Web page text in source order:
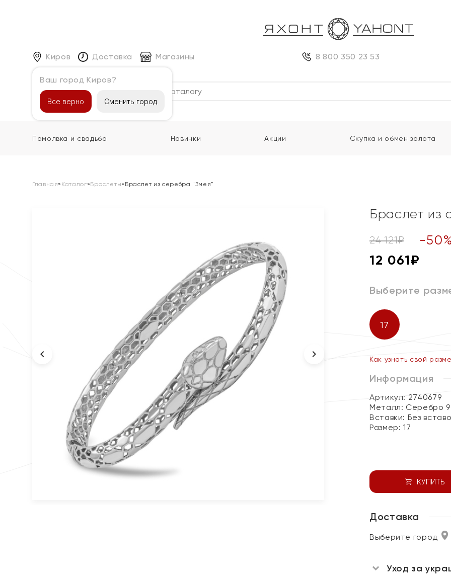
Киров
Ваш город Киров?
Все верно Сменить город
Доставка Магазины 8 800 350 23 53
Каталог
Помолвка и свадьба Новинки Акции Скупка и обмен золота
Главная» Каталог»Браслеты» Браслет из серебра "Змея"
Браслет из
24 121₽ -50%
12 061₽
Выберите
17
Как узнать свой
Информация
Артикул: 2740679
Металл: Серебро
Вставки: Без
Размер:17
КУПИТЬ
Доставка
Выберите город
Уход за